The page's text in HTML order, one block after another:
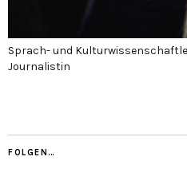
Sprach- und
Journalistin
FOLGEN…